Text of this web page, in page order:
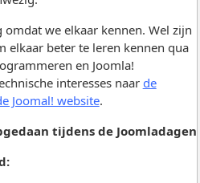
we elkaar kennen. Wel zijn
elkaar beter te leren kennen qua
en Joomla!
interesses naar de
Joomal! website.
tijdens de Joomladagen